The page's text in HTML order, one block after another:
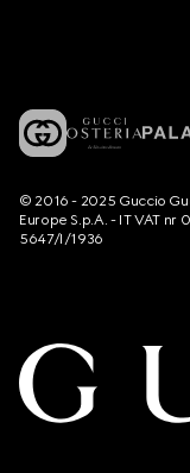
© 2016 - 2025 Guccio
Europe S.p.A. - IT VAT
5647/I/1936